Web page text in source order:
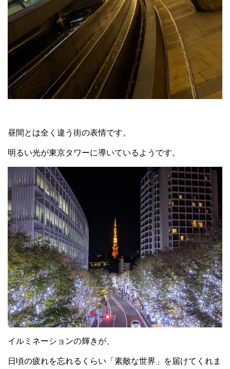
昼間とは全く違う街の表情です。
明るい光が東京タワーに導いているようです。
イルミネーションの輝きが、
日頃の疲れを忘れるくらい「素敵な世界」を届けてくれま